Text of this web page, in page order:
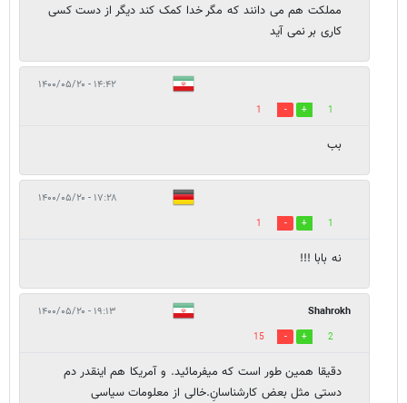
مملکت هم می دانند که مگر خدا کمک کند دیگر از دست کسی
کاری بر نمی آید
۱۴:۴۲ - ۱۴۰۰/۰۵/۲۰
1
1
بب
۱۷:۲۸ - ۱۴۰۰/۰۵/۲۰
1
1
نه بابا !!!
Shahrokh ۱۹:۱۳ - ۱۴۰۰/۰۵/۲۰
2
15
دقیقا همین طور است که میفرمائید. و آمریکا هم اینقدر دم
دستی مثل بعض کارشناسانِ.خالی از معلومات سیاسی